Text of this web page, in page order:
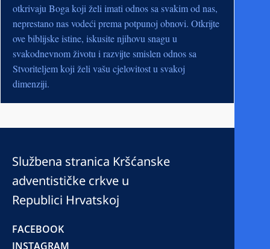
otkrivaju Boga koji želi imati odnos sa svakim od nas,
neprestano nas vodeći prema potpunoj obnovi. Otkrijte
ove biblijske istine, iskusite njihovu snagu u
svakodnevnom životu i razvijte smislen odnos sa
Stvoriteljem koji želi vašu cjelovitost u svakoj
dimenziji.
Službena stranica Kršćanske
adventističke crkve u
Republici Hrvatskoj
FACEBOOK
INSTAGRAM